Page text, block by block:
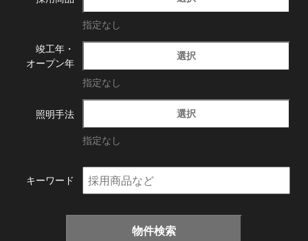
指定なし
竣工年・
オープン年
選択
指定なし
照明手法 選択
指定なし
キーワード
物件検索